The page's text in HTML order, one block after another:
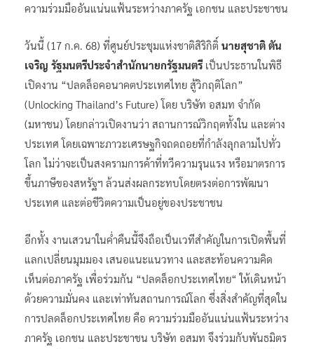
ความร่วมมืออันแน่นแฟ้นระหว่างภาครัฐ เอกชน และประชาชน
วันนี้ (17 ก.ค. 68) ที่ศูนย์ประชุมแห่งชาติสิริกิติ์ นายสุชาติ ตัน
เจริญ รัฐมนตรีประจำสำนักนายกรัฐมนตรี เป็นประธานในพิธี
เปิดงาน “ปลดล็อคอนาคตประเทศไทย สู้วิกฤติโลก”
(Unlocking Thailand’s Future) โดย บริษัท อสมท จำกัด
(มหาชน) โดยกล่าวเปิดงานว่า สถานการณ์วิกฤตทั้งใน และต่าง
ประเทศ โดยเฉพาะภาวะเศรษฐกิจถดถอยที่กำลังลุกลามไปทั่ว
โลก ไม่ว่าจะเป็นสงครามการค้าที่ทวีความรุนแรง หรือมาตรการ
ขึ้นภาษีของสหรัฐฯ ล้วนส่งผลกระทบโดยตรงต่อการพัฒนา
ประเทศ และต่อชีวิตความเป็นอยู่ของประชาชน
อีกทั้ง งานเสวนาในค่ำคืนนี้จึงถือเป็นเวทีสำคัญในการเปิดพื้นที่
แลกเปลี่ยนมุมมอง เสนอแนะแนวทาง และสะท้อนความคิด
เห็นต่อภาครัฐ เพื่อร่วมกัน “ปลดล็อกประเทศไทย“ ให้เดินหน้า
ด้วยความมั่นคง และเท่าทันสถานการณ์โลก ซึ่งสิ่งสำคัญที่สุดใน
การปลดล็อกประเทศไทย คือ ความร่วมมืออันแน่นแฟ้นระหว่าง
ภาครัฐ เอกชน และประชาชน บริษัท อสมท จึงร่วมกับพันธมิตร